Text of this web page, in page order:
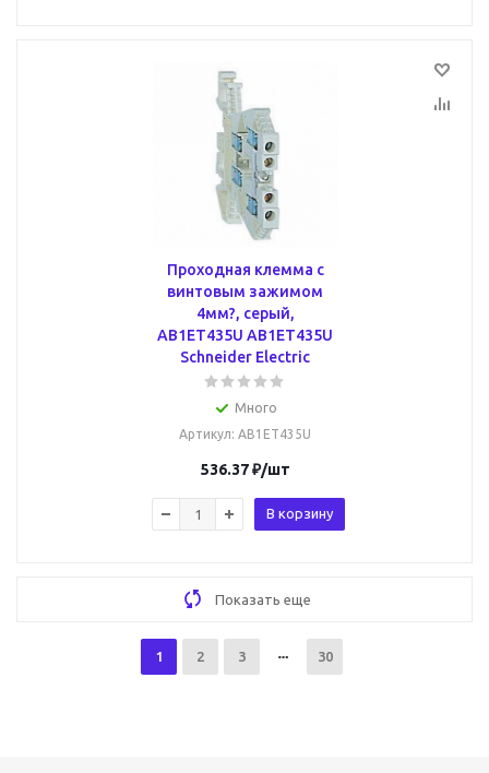
Проходная клемма с
винтовым зажимом
4мм?, серый,
AB1ET435U AB1ET435U
Schneider Electric
Много
Артикул: AB1ET435U
536.37₽/шт
В корзину
Показать еще
1 2 3 30